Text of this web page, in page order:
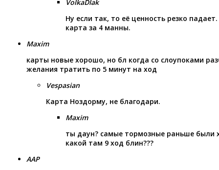
VolkaDlak
Ну если так, то её ценность резко
карта за 4 манны.
Maxim
карты новые хорошо, но бл когда со слоупоками
желания тратить по 5 минут на ход
Vespasian
Карта Ноздорму, не благодари.
Maxim
ты даун? самые тормозные раньше были
какой там 9 ход блин???
AAP